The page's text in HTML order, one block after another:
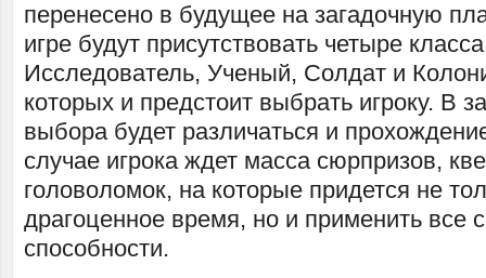
перенесено в будущее на загадочную
игре будут присутствовать четыре
Исследователь, Ученый, Солдат и
которых и предстоит выбрать игроку. В
выбора будет различаться и
случае игрока ждет масса сюрпризов,
головоломок, на которые придется не
драгоценное время, но и применить все
способности.